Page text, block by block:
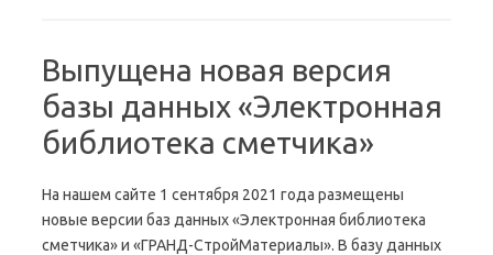
Выпущена новая версия
базы данных «Электронная
библиотека сметчика»
На нашем сайте 1 сентября 2021 года размещены
новые версии баз данных «Электронная библиотека
сметчика» и «ГРАНД-СтройМатериалы». В базу данных